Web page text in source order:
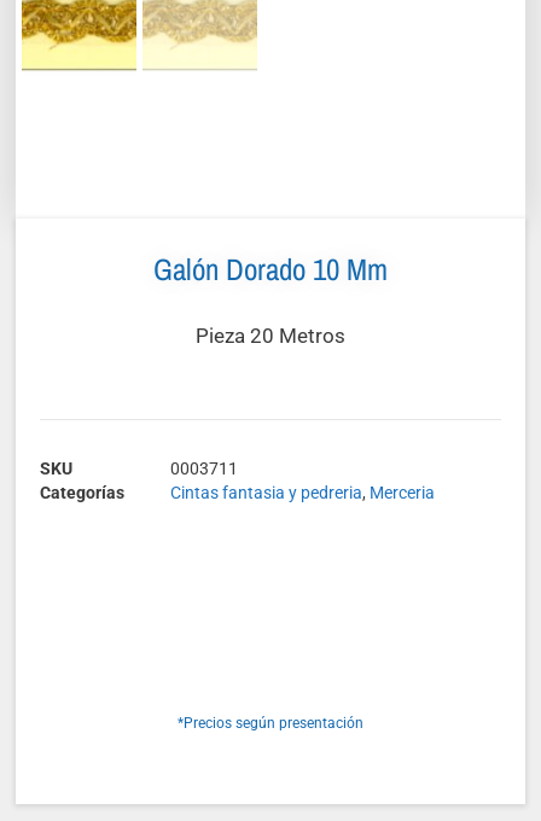
Galón Dorado 10 Mm
Pieza 20 Metros
SKU
0003711
Categorías
Cintas fantasia y pedreria, Merceria
*Precios según presentación